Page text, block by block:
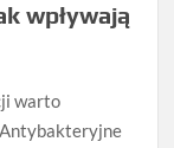
wpływają
warto